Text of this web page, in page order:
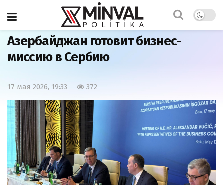
Главная Экономика
Азербайджан готовит бизнес-
миссию в Сербию
17 мая 2026, 19:33 372